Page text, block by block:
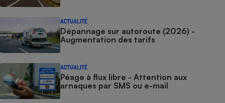
ACTUALITÉ
Dépannage sur autoroute (2026) -
Augmentation des tarifs
ACTUALITÉ
Péage à flux libre - Attention aux
arnaques par SMS ou e-mail